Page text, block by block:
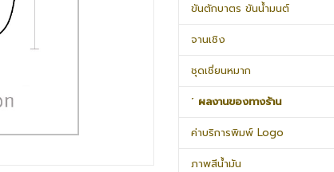
ขันตักบาตร ขันน้ำมนต์
จานเชิง
ชุดเชี่ยนหมาก
˹ ผลงานของทางร้าน
ค่าบริการพิมพ์ Logo
ภาพสีน้ำมัน